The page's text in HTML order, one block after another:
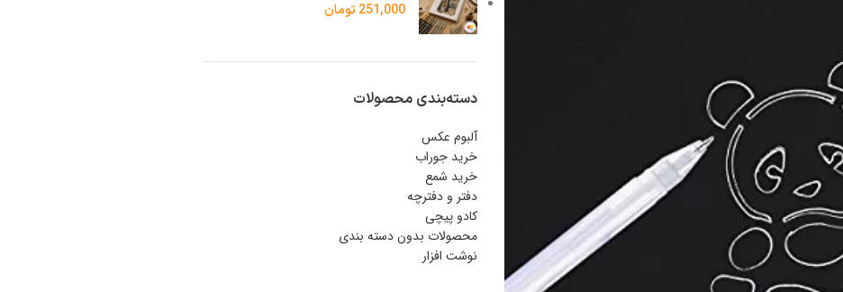
251,000 تومان
دسته‌بندی محصولات
آلبوم عکس
خرید جوراب
خرید شمع
دفتر و دفترچه
کادو پیچی
محصولات بدون دسته بندی
نوشت افزار